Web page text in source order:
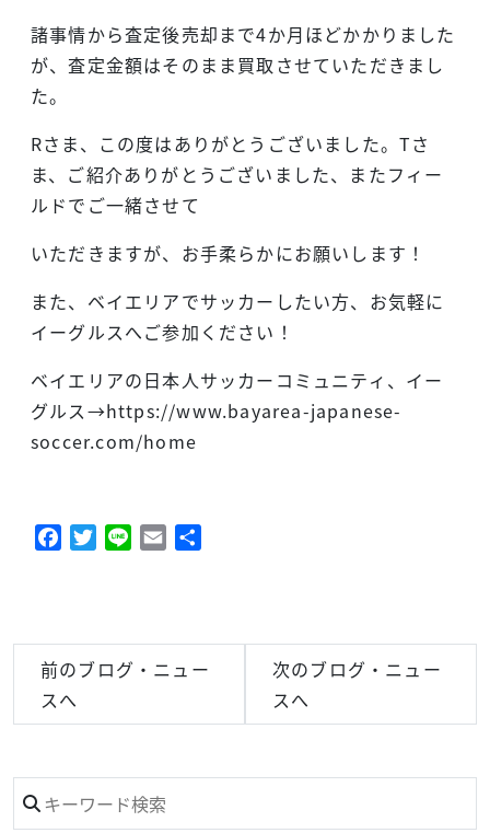
諸事情から査定後売却まで4か月ほどかかりました
が、査定金額はそのまま買取させていただきまし
た。
Rさま、この度はありがとうございました。Tさ
ま、ご紹介ありがとうございました、またフィー
ルドでご一緒させて
いただきますが、お手柔らかにお願いします！
また、ベイエリアでサッカーしたい方、お気軽に
イーグルスへご参加ください！
ベイエリアの日本人サッカーコミュニティ、イー
グルス→https://www.bayarea-japanese-
soccer.com/home
Facebook
Twitter
Line Email
前のブログ・ニュー
スへ
次のブログ・ニュー
スへ